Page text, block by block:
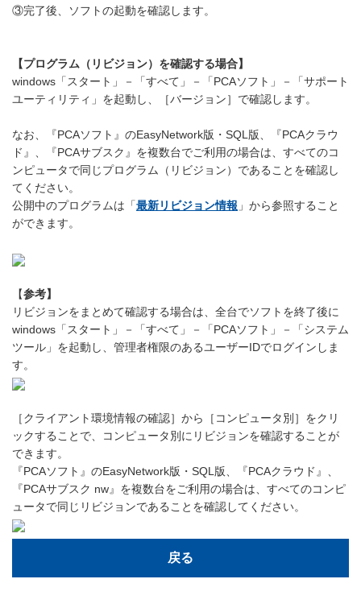
③完了後、ソフトの起動を確認します。
【プログラム（リビジョン）を確認する場合】
windows「スタート」－「すべて」－「PCAソフト」－「サポート
ユーティリティ」を起動し、［バージョン］で確認します。
なお、『PCAソフト』のEasyNetwork版・SQL版、『PCAクラウ
ド』、『PCAサブスク』を複数台でご利用の場合は、すべてのコ
ンピュータで同じプログラム（リビジョン）であることを確認し
てください。
公開中のプログラムは「最新リビジョン情報 」から参照すること
ができます。
【参考】
リビジョンをまとめて確認する場合は、全台でソフトを終了後に
windows「スタート」－「すべて」－「PCAソフト」－「システム
ツール」を起動し、管理者権限のあるユーザーIDでログインしま
す。
［クライアント環境情報の確認］から［コンピュータ別］をクリ
ックすることで、コンピュータ別にリビジョンを確認することが
できます。
『PCAソフト』のEasyNetwork版・SQL版、『PCAクラウド』、
『PCAサブスク nw』を複数台をご利用の場合は、すべてのコンピ
ュータで同じリビジョンであることを確認してください。
戻る